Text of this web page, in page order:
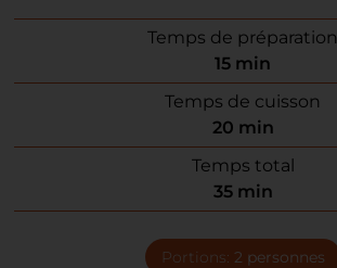
Temps de préparation
15 min
Temps de cuisson
20 min
Temps total
35 min
Portions: 2 personnes